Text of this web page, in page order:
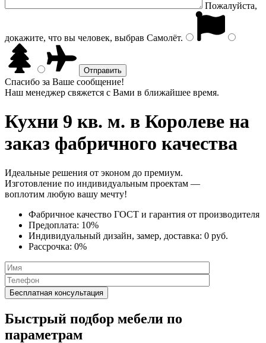
Пожалуйста,
докажите, что вы человек, выбрав Самолёт.
Спасибо за Ваше сообщение!
Наш менеджер свяжется с Вами в ближайшее время.
Кухни 9 кв. м. в Королеве на
заказ фабричного качества
Идеальные решения от эконом до премиум.
Изготовление по индивидуальным проектам —
воплотим любую вашу мечту!
Фабричное качество ГОСТ и гарантия от производителя
Предоплата: 10%
Индивидуальный дизайн, замер, доставка: 0 руб.
Рассрочка: 0%
Быстрый подбор мебели по
параметрам